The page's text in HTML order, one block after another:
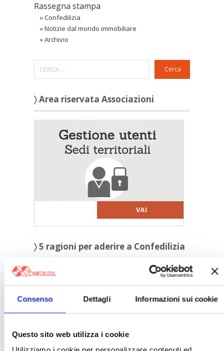
Consenso Dettagli Informazioni sui cookie
Questo sito web utilizza i cookie
Rassegna stampa
»Confedilizia
»Notizie dal mondo immobiliare
»Archivio
Cerca
〉 Area riservata Associazioni
〉 5 ragioni per aderire a Confedilizia